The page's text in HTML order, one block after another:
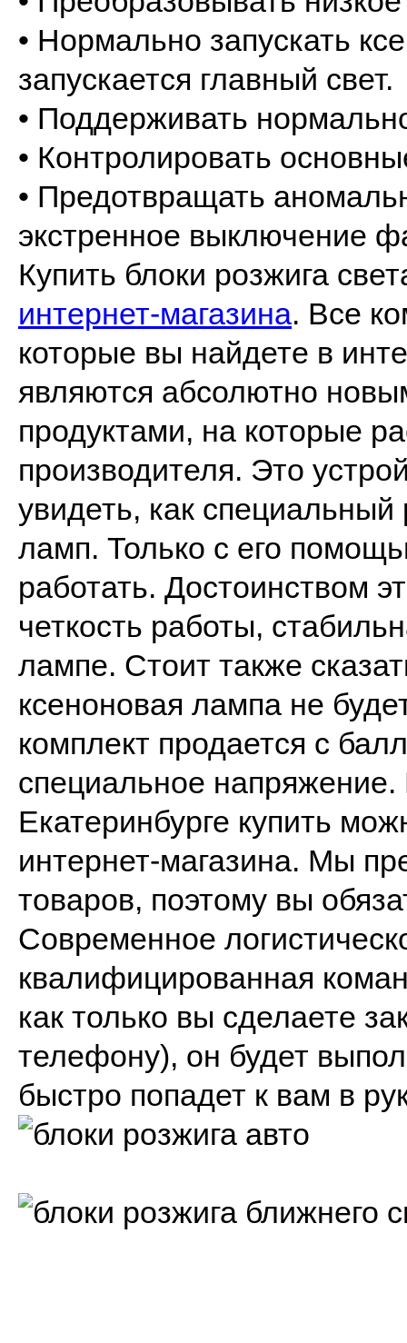
• Нормально запускать
запускается главный свет.
• Поддерживать
• Контролировать
• Предотвращать
экстренное выключение
Купить блоки розжига
интернет-магазина. Все
которые вы найдете в
являются абсолютно
продуктами, на которые
производителя. Это
увидеть, как
ламп. Только с его
работать. Достоинством
четкость работы,
лампе. Стоит также
ксеноновая лампа не
комплект продается с
специальное напряжение.
Екатеринбурге купить
интернет-магазина. Мы
товаров, поэтому вы
Современное
квалифицированная
как только вы сделаете
телефону), он будет
быстро попадет к вам в